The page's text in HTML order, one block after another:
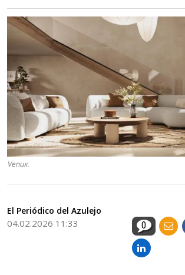
Venux.
El Periódico del Azulejo
04.02.2026 11:33 0